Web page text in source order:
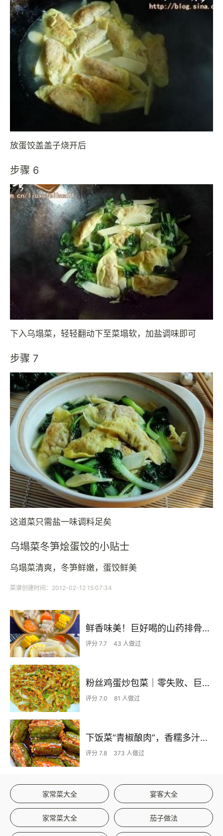
放蛋饺盖盖子烧开后
步骤 6
下入乌塌菜，轻轻翻动下至菜塌软，加盐调味即可
步骤 7
这道菜只需盐一味调料足矣
乌塌菜冬笋烩蛋饺的小贴士
乌塌菜清爽，冬笋鲜嫩，蛋饺鲜美
菜谱创建时间：2012-02-12 15:07:34
鲜香味美！巨好喝的山药排骨汤！！
评分 7.7 43 人做过
粉丝鸡蛋炒包菜｜零失败、巨下饭
评分 7.0 81 人做过
下饭菜“青椒酿肉”，香糯多汁鲜嫩下饭
评分 7.8 373 人做过
家常菜大全 宴客大全
家常菜大全 茄子做法